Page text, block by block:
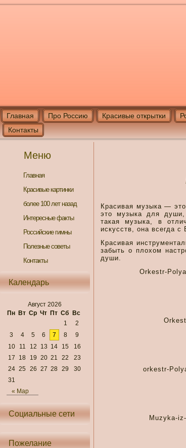
Главная Про Россию Красивые открытки
Контакты
Меню
Главная
Красивые картинки
более 100 лет назад
Интересные факты
Российские гимны
Полезные советы
Контакты
Календарь
Август 2026
Пн
Вт Ср Чт Пт Сб Вс
« Мар
1
2
3
4 5 6 7 8
9
10
11 12 13 14 15
16
17
18 19 20 21 22
23
24 25 26 27 28 29
30
31
Социальные сети
Пожелание
Красивая музыка —
это музыка для души,
такая музыка, в
искусств, она всегда с
Красивая
забыть о плохом
души.
Orkestr-
orkestr-
Muzyka-